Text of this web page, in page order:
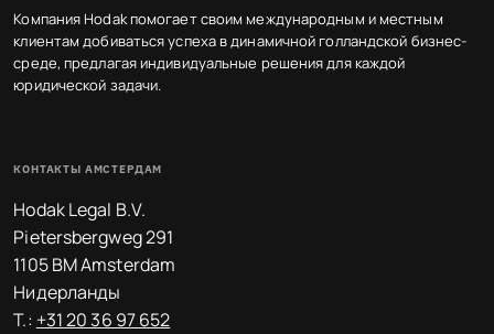
Компания Hodak помогает своим международным и местным
клиентам добиваться успеха в динамичной голландской бизнес-
среде, предлагая индивидуальные решения для каждой
юридической задачи.
КОНТАКТЫ АМСТЕРДАМ
Hodak Legal B.V.
Pietersbergweg 291
1105 BM Amsterdam
Нидерланды
T.: +31 20 36 97 652